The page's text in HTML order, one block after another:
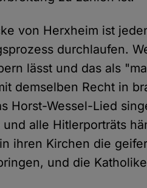
von Herxheim ist
durchlaufen.
lässt und das als
demselben Recht in
Horst-Wessel-Lied
alle Hitlerporträts
ihren Kirchen die
und die